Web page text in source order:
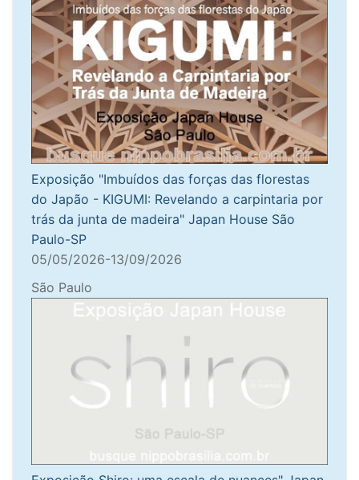
Exposição "Imbuídos das forças das florestas
do Japão - KIGUMI: Revelando a carpintaria por
trás da junta de madeira" Japan House São
Paulo-SP
05/05/2026-13/09/2026
São Paulo